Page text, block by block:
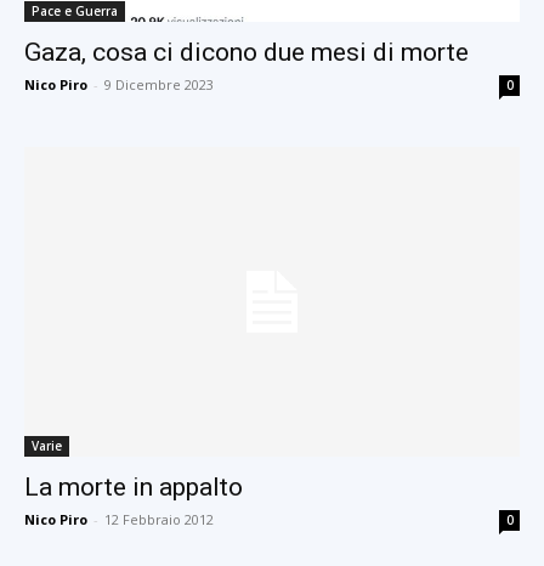
Pace e Guerra
Gaza, cosa ci dicono due mesi di morte
Nico Piro - 9 Dicembre 2023 0
Varie
La morte in appalto
Nico Piro - 12 Febbraio 2012 0